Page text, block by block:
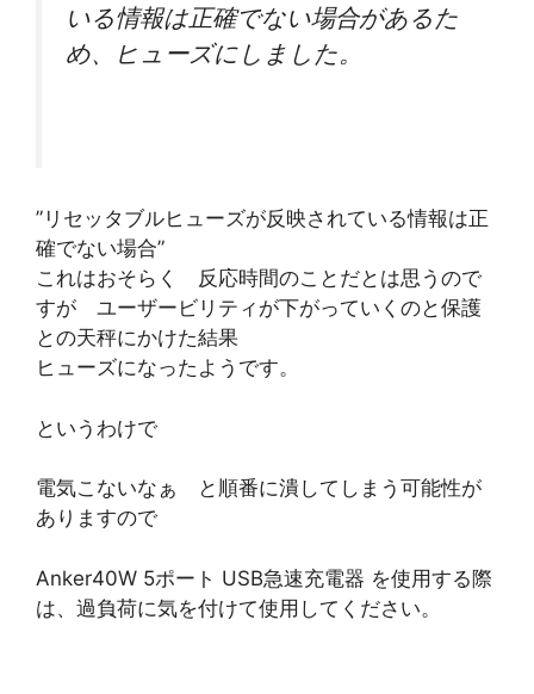
いる情報は正確でない場合があるた
め、ヒューズにしました。
”リセッタブルヒューズが反映されている情報は正
確でない場合”
これはおそらく 反応時間のことだとは思うので
すが ユーザービリティが下がっていくのと保護
との天秤にかけた結果
ヒューズになったようです。
というわけで
電気こないなぁ と順番に潰してしまう可能性が
ありますので
Anker40W 5ポート USB急速充電器 を使用する際
は、過負荷に気を付けて使用してください。